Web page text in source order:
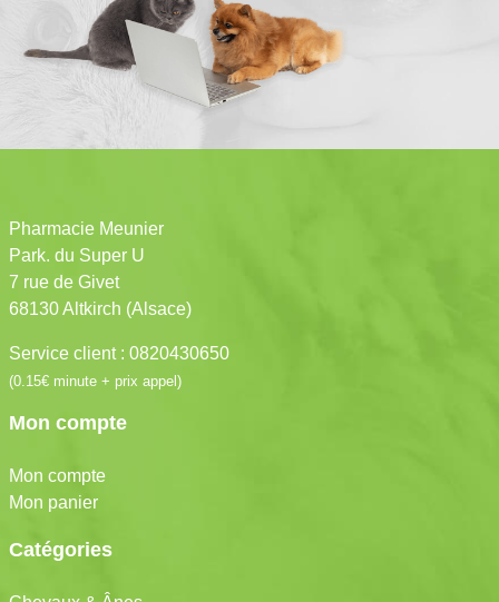
Pharmacie Meunier
Park. du Super U
7 rue de Givet
68130 Altkirch (Alsace)
Service client : 0820430650
(0.15€ minute + prix appel)
Mon compte
Mon compte
Mon panier
Catégories